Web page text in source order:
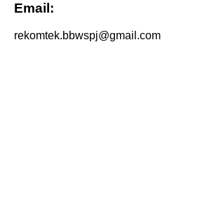
Email:
rekomtek.bbwspj@gmail.com